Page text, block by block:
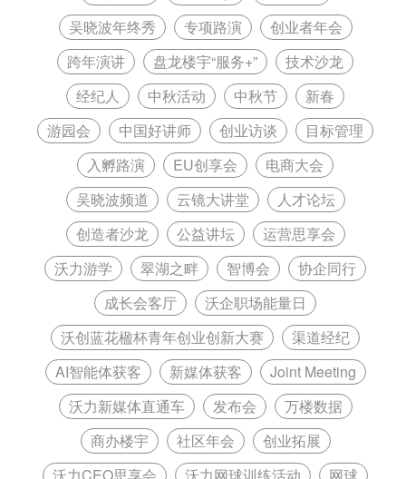
吴晓波年终秀
专项路演
创业者年会
跨年演讲
盘龙楼宇“服务+”
技术沙龙
经纪人
中秋活动 中秋节
新春
游园会
中国好讲师 创业访谈
目标管理
入孵路演
EU创享会
电商大会
吴晓波频道
云镜大讲堂
人才论坛
创造者沙龙
公益讲坛
运营思享会
沃力游学
翠湖之畔 智博会
协企同行
成长会客厅
沃企职场能量日
沃创蓝花楹杯青年创业创新大赛
渠道经纪
AI智能体获客
新媒体获客
Joint Meeting
沃力新媒体直通车
发布会
万楼数据
商办楼宇
社区年会
创业拓展